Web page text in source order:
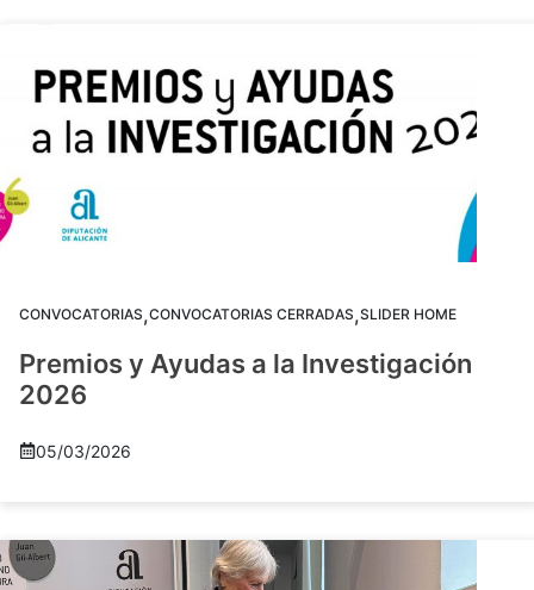
CONVOCATORIAS,CONVOCATORIAS CERRADAS,SLIDER HOME
Premios y Ayudas a la Investigación
2026
05/03/2026